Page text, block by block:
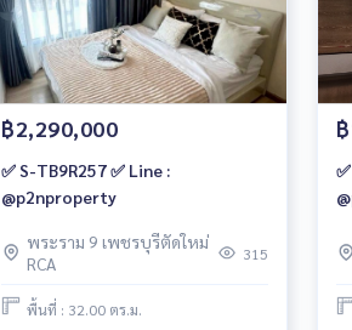
฿2,290,000
✅ S-TB9R257 ✅ Line :
@p2nproperty
พระราม 9 เพชรบุรีตัดใหม่
RCA
315
พื้นที่ : 32.00 ตร.ม.